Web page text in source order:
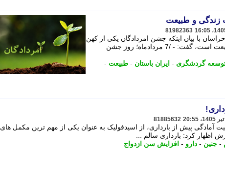
زندگی و طبیعت
81982363
با بیان اینکه جشن امردادگان یکی از کهن
ترین آیین های ایران باستان در پاسداشت طبیعت است، گفت: - /7 مردادماه؛ روز جشن
گردشگری - ایران باستان - طبیعت -
81885632
آمادگی پیش از بارداری، از اسیدفولیک به عنوان یکی از مهم ترین مکمل های
اظهار کرد: بارداری سالم ...
- جنین - دارو - افزایش سن ازدواج